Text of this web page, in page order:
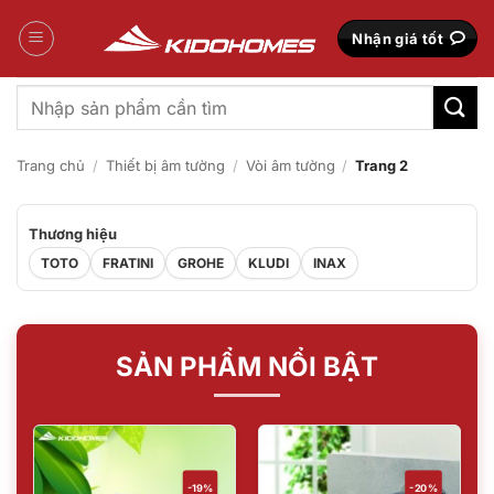
qua
Nhận giá tốt
Tìm
kiếm:
Trang chủ / Thiết bị âm tường / Vòi âm tường / Trang 2
Thương hiệu
TOTO FRATINI GROHE KLUDI INAX
SẢN PHẨM NỔI BẬT
-19% -20%